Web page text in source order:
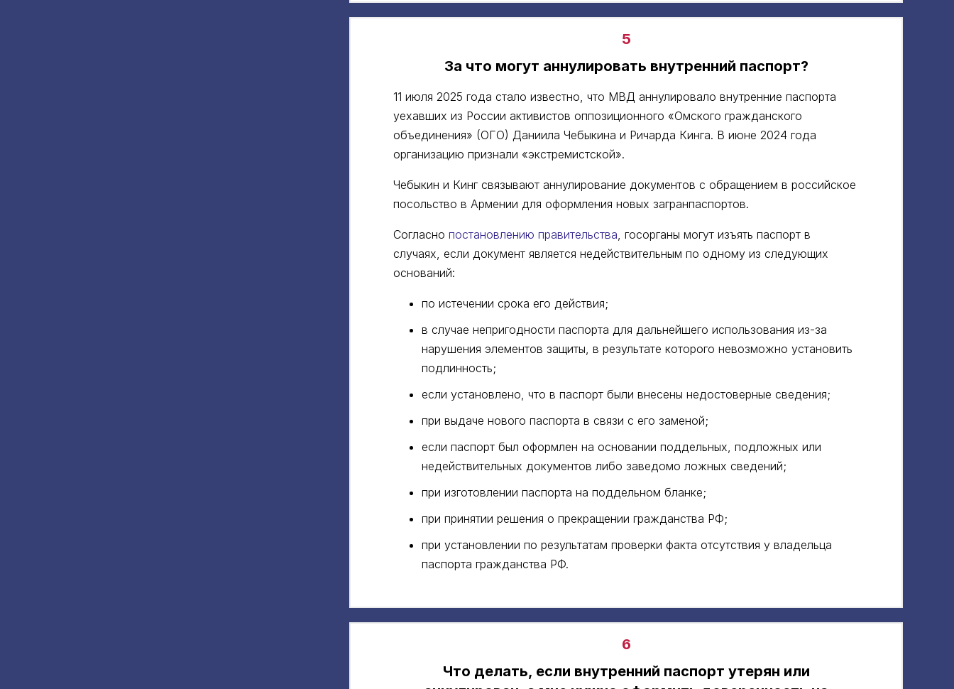
5
За что могут аннулировать внутренний паспорт?
11 июля 2025 года стало известно, что МВД аннулировало внутренние паспорта
уехавших из России активистов оппозиционного «Омского гражданского
объединения» (ОГО) Даниила Чебыкина и Ричарда Кинга. В июне 2024 года
организацию признали «экстремистской».
Чебыкин и Кинг связывают аннулирование документов с обращением в российское
посольство в Армении для оформления новых загранпаспортов.
Согласно постановлению правительства, госорганы могут изъять паспорт в
случаях, если документ является недействительным по одному из следующих
оснований:
по истечении срока его действия;
в случае непригодности паспорта для дальнейшего использования из-за
нарушения элементов защиты, в результате которого невозможно установить
подлинность;
если установлено, что в паспорт были внесены недостоверные сведения;
при выдаче нового паспорта в связи с его заменой;
если паспорт был оформлен на основании поддельных, подложных или
недействительных документов либо заведомо ложных сведений;
при изготовлении паспорта на поддельном бланке;
при принятии решения о прекращении гражданства РФ;
при установлении по результатам проверки факта отсутствия у владельца
паспорта гражданства РФ.
6
Что делать, если внутренний паспорт утерян или